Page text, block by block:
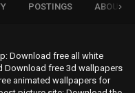
POSTINGS ABOUT
Download free all white
Download free 3d wallpapers
animated wallpapers for